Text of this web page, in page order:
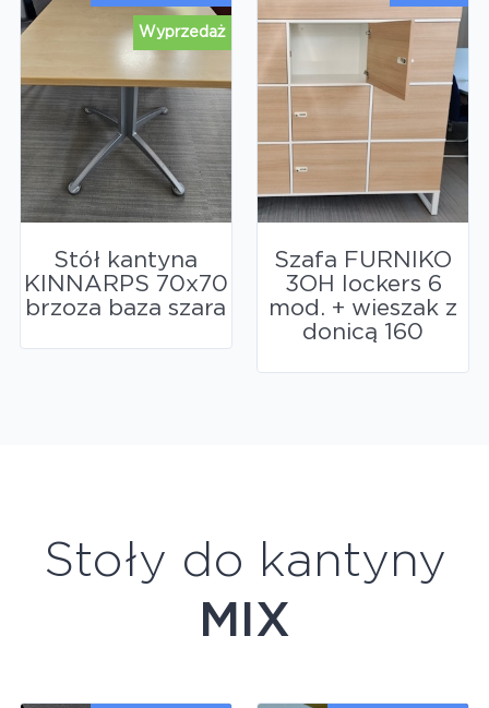
Wyprzedaż
Stół kantyna
KINNARPS 70x70
brzoza baza szara
Szafa FURNIKO
3OH lockers 6
mod. + wieszak z
donicą 160
Stoły do kantyny
MIX